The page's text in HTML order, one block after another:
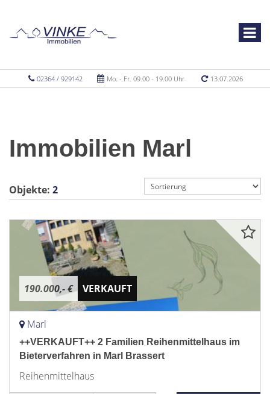
02364 / 929142 Mo. - Fr. 09.00 - 19.00 Uhr 13.07.2026
Immobilien Marl
Objekte: 2
190.000,- € VERKAUFT
Marl
++VERKAUFT++ 2 Familien Reihenmittelhaus im
Bieterverfahren in Marl Brassert
Reihenmittelhaus